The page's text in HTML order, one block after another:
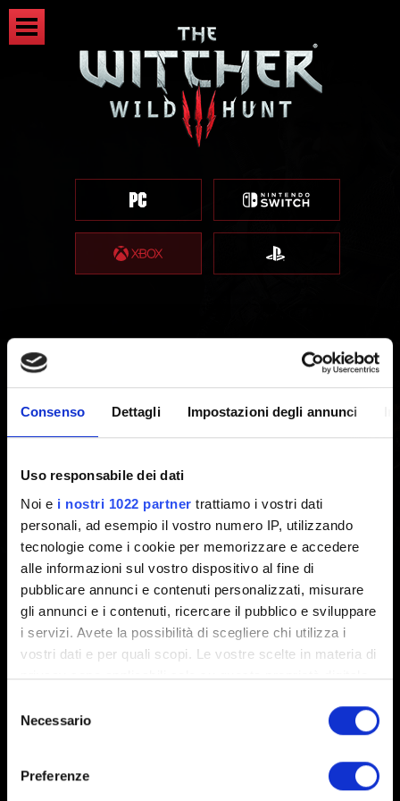
Consenso Dettagli Impostazioni degli annunci
Uso responsabile dei dati
Noi e i nostri 1022 partner trattiamo i vostri dati
personali, ad esempio il vostro numero IP, utilizzando
tecnologie come i cookie per memorizzare e accedere
alle informazioni sul vostro dispositivo al fine di
pubblicare annunci e contenuti personalizzati, misurare
gli annunci e i contenuti, ricercare il pubblico e sviluppare
i servizi. Avete la possibilità di scegliere chi utilizza i
vostri dati e per quali scopi. Le vostre scelte in materia di
privacy sono applicabili solo su questa proprietà digitale
modificare o revocare il proprio consenso in qualsiasi
momento dalla Dichiarazione sui cookie o facendo clic
delNecessario
Preferenze
Ricompense di registrazione
(ricompense di gioco) - Come
ottenerle
Creato 5 anni fa Aggiornato 3 anni fa
Per informazione dettagliate sulle ricompense disponibili
e su come riscattarle, visitawww.thewitcher.com/my-
rewards